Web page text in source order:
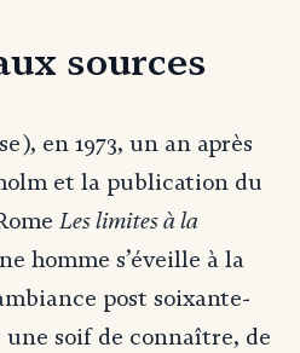
sources
en 1973, un an après
et la publication du
Les limites à la
homme s’éveille à la
post soixante-
soif de connaître, de